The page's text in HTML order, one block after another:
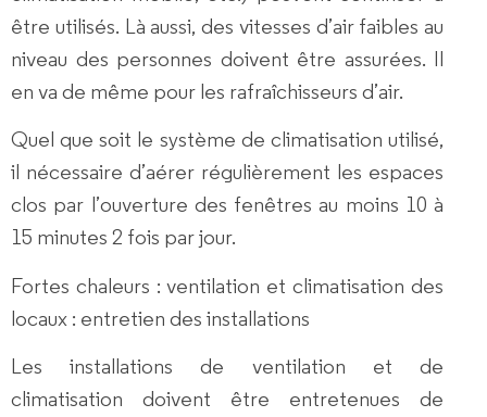
être utilisés. Là aussi, des vitesses d’air faibles au
niveau des personnes doivent être assurées. Il
en va de même pour les rafraîchisseurs d’air.
Quel que soit le système de climatisation utilisé,
il nécessaire d’aérer régulièrement les espaces
clos par l’ouverture des fenêtres au moins 10 à
15 minutes 2 fois par jour.
Fortes chaleurs : ventilation et climatisation des
locaux : entretien des installations
Les installations de ventilation et de
climatisation doivent être entretenues de